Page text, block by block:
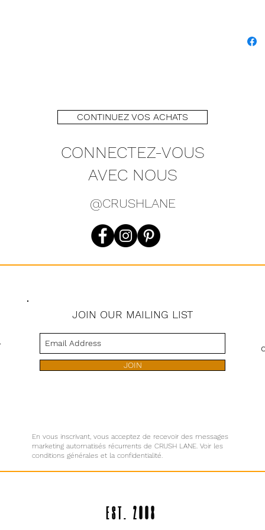
CONTINUEZ VOS ACHATS
CONNECTEZ-VOUS
AVEC NOUS
@CRUSHLANE
JOIN OUR MAILING LIST
JOIN
En vous inscrivant, vous acceptez de recevoir des messages
marketing automatisés récurrents de CRUSH LANE. Voir les
conditions générales et la confidentialité.
EST. 2008